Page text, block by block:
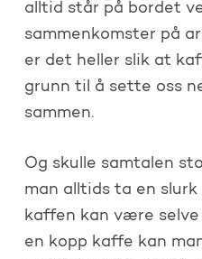
alltid står på bordet
sammenkomster på
er det heller slik at
grunn til å sette oss
sammen.
Og skulle samtalen
man alltids ta en slurk
kaffen kan være
en kopp kaffe kan